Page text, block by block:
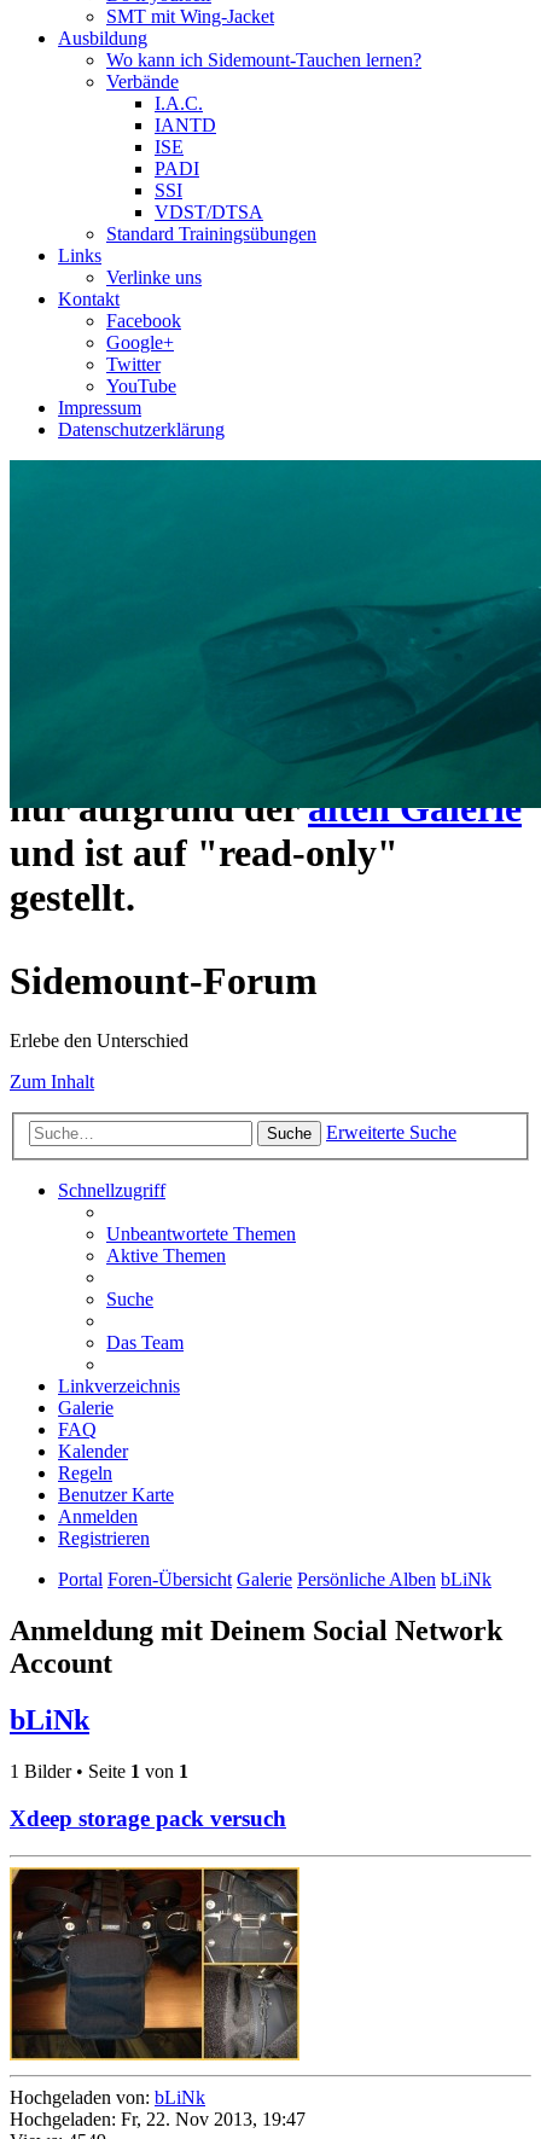
SMT mit Wing-Jacket
Ausbildung
Wo kann ich Sidemount-Tauchen lernen?
Verbände
I.A.C.
IANTD
ISE
PADI
SSI
VDST/DTSA
Standard Trainingsübungen
Links
Verlinke uns
Kontakt
Facebook
Google+
Twitter
YouTube
Impressum
Datenschutzerklärung
umgezogen und wie gewohnt
https://www.sidemount-
erreichbar.
Das alte Forum hier existiert
nur aufgrund deralten Galerie
und ist auf "read-only"
gestellt.
Sidemount-Forum
Erlebe den Unterschied
Zum Inhalt
Suche Erweiterte Suche
Schnellzugriff
Unbeantwortete Themen
Aktive Themen
Suche
Das Team
Linkverzeichnis
Galerie
FAQ
Kalender
Regeln
Benutzer Karte
Anmelden
Registrieren
Portal Foren-Übersicht Galerie Persönliche Alben bLiNk
Anmeldung mit Deinem Social Network
Account
bLiNk
1 Bilder • Seite 1 von 1
Xdeep storage pack versuch
Hochgeladen von: bLiNk
Hochgeladen: Fr, 22. Nov 2013, 19:47